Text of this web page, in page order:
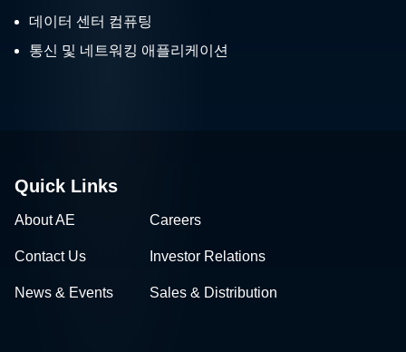
데이터 센터 컴퓨팅
통신 및 네트워킹 애플리케이션
Quick Links
About AE Careers
Contact Us Investor Relations
News & Events Sales & Distribution